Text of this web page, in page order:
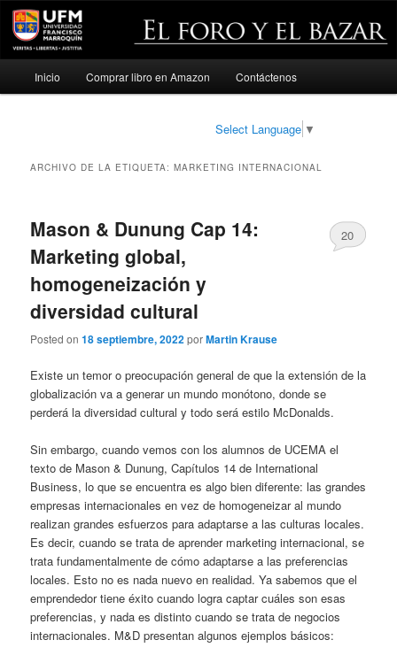
Ir
Ir
Inicio Comprar libro en Amazon Contáctenos
Select Language ▼
ARCHIVO DE LA ETIQUETA:MARKETING INTERNACIONAL
Mason & Dunung Cap 14:
Marketing global,
homogeneización y
diversidad cultural
Posted on18 septiembre, 2022porMartin Krause
20
Existe un temor o preocupación general de que la extensión de la
globalización va a generar un mundo monótono, donde se
perderá la diversidad cultural y todo será estilo McDonalds.
Sin embargo, cuando vemos con los alumnos de UCEMA el
texto de Mason & Dunung, Capítulos 14 de International
Business, lo que se encuentra es algo bien diferente: las grandes
empresas internacionales en vez de homogeneizar al mundo
realizan grandes esfuerzos para adaptarse a las culturas locales.
Es decir, cuando se trata de aprender marketing internacional, se
trata fundamentalmente de cómo adaptarse a las preferencias
locales. Esto no es nada nuevo en realidad. Ya sabemos que el
emprendedor tiene éxito cuando logra captar cuáles son esas
preferencias, y nada es distinto cuando se trata de negocios
internacionales. M&D presentan algunos ejemplos básicos: